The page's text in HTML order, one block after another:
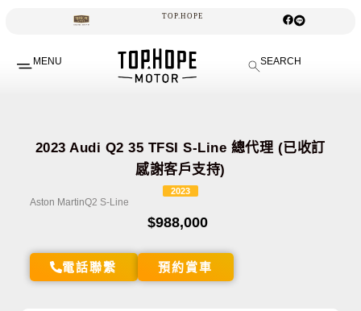
TOP.HOPE頂
MENU SEARCH
2023 Audi Q2 35 TFSI S-Line 總代理 (已收訂
感謝客戶支持)
2023
Aston MartinQ2 S-Line
$988,000
電話聯繫 預約賞車